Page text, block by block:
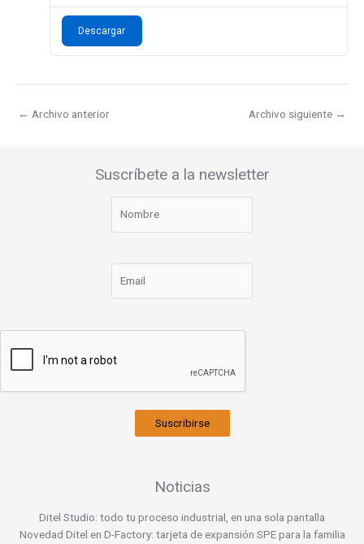
Descargar
← Archivo anterior Archivo siguiente →
Suscríbete a la newsletter
Suscribirse
Noticias
Ditel Studio: todo tu proceso industrial, en una sola pantalla
Novedad Ditel en D-Factory: tarjeta de expansión SPE para la familia